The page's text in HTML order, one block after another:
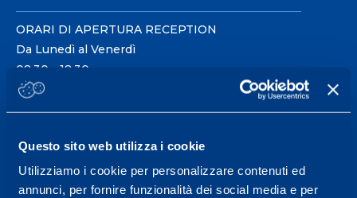
Questo sito web utilizza i cookie
Utilizziamo i cookie per personalizzare contenuti ed
annunci, per fornire funzionalità dei social media e per
ORARI DI APERTURA RECEPTION
Da Lunedì al Venerdì
08.30 - 18.30
Centro servizi per l'alta
prestazione ed il
wellness.